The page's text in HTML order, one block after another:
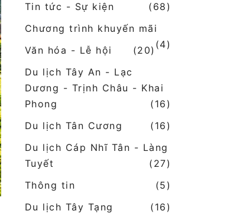
Tin tức - Sự kiện
(68)
Chương trình khuyến mãi
(4)
Văn hóa - Lễ hội
(20)
Du lịch Tây An - Lạc
Dương - Trịnh Châu - Khai
Phong
(16)
Du lịch Tân Cương
(16)
Du lịch Cáp Nhĩ Tân - Làng
Tuyết
(27)
Thông tin
(5)
Du lịch Tây Tạng
(16)